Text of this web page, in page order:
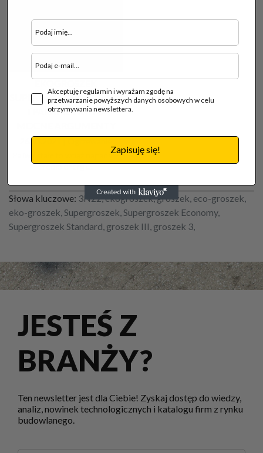
EKOGROSZEK
SUPERGROSZEK – OPINIE
I PARAMETRY TO
26.03.2021 |
Paliwa stałe to wciąż najtańsze
źródło energii...
Słowa kluczowe: 3N22, ekogroszek, groszek, eco-groszek,
eko-groszek, Supergroszek, Supergroszek Economy,
Supergroszek Standard, groszek III, groszek 3,
JESTEŚ Z
BRANŻY?
Ten newsletter jest dla Ciebie! Zyskaj dostęp do wiedzy,
analiz, nowinek technologicznych i katalogu firm z rynku
budowlanego.
Akceptuję regulamin i wyrażam zgodę na
przetwarzanie powyższych danych osobowych w celu
otrzymywania newslettera.
Zapisuję się!